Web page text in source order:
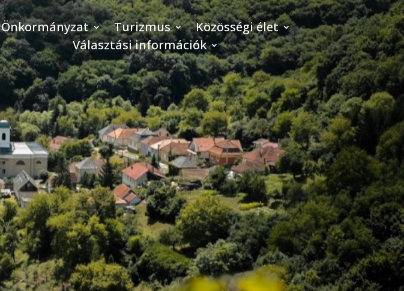
Önkormányzat Turizmus
Közösségi élet
Választási információk